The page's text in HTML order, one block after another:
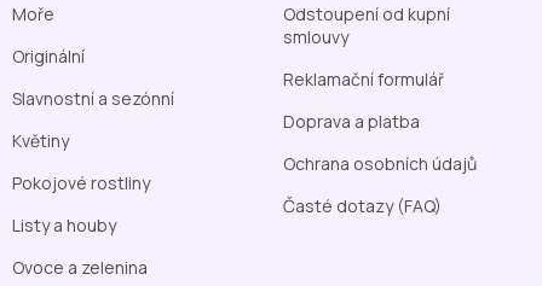
Moře
Originální
Slavnostní a sezónní
Květiny
Pokojové rostliny
Listy a houby
Ovoce a zelenina
Odstoupení od kupní
smlouvy
Reklamační formulář
Doprava a platba
Ochrana osobních údajů
Časté dotazy (FAQ)